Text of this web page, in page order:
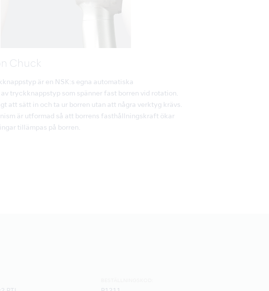
Chuck
är en NSK:s egna automatiska
tryckknappstyp som spänner fast borren vid rotation.
att sätt in och ta ur borren utan att några verktyg krävs.
är utformad så att borrens fasthållningskraft ökar
tillämpas på borren.